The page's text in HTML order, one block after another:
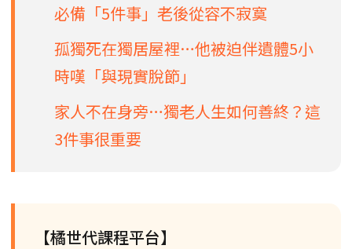
必備「5件事」老後從容不寂寞
孤獨死在獨居屋裡…他被迫伴遺體5小
時嘆「與現實脫節」
家人不在身旁…獨老人生如何善終？這
3件事很重要
【橘世代課程平台】